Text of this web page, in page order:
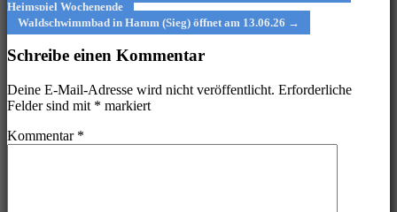
navigation
Heimspiel Wochenende
Waldschwimmbad in Hamm (Sieg) öffnet am 13.06.26 →
Schreibe einen Kommentar
Deine E-Mail-Adresse wird nicht veröffentlicht. Erforderliche
Felder sind mit * markiert
Kommentar *